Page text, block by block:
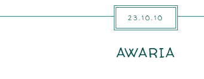
23.10.10
AWARIA